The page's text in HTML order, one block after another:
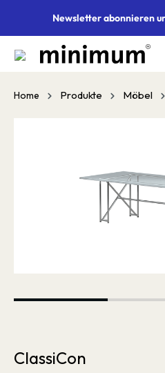
springenNewsletter abonnieren
Home Produkte Möbel
ClassiCon